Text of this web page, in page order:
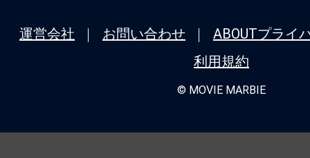
運営会社 お問い合わせ ABOUTプライ
利用規約
© MOVIE MARBIE